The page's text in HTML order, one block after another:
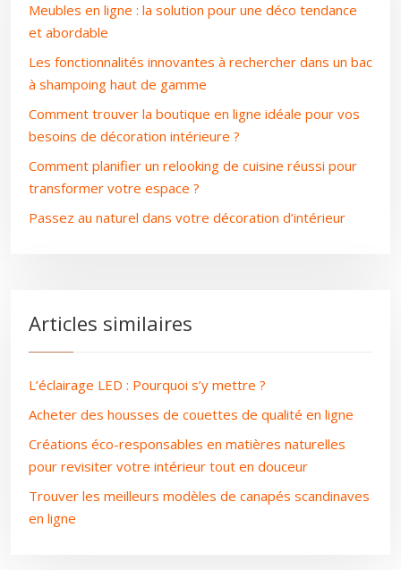
Meubles en ligne : la solution pour une déco tendance
et abordable
Les fonctionnalités innovantes à rechercher dans un bac
à shampoing haut de gamme
Comment trouver la boutique en ligne idéale pour vos
besoins de décoration intérieure ?
Comment planifier un relooking de cuisine réussi pour
transformer votre espace ?
Passez au naturel dans votre décoration d’intérieur
Articles similaires
L’éclairage LED : Pourquoi s’y mettre ?
Acheter des housses de couettes de qualité en ligne
Créations éco-responsables en matières naturelles
pour revisiter votre intérieur tout en douceur
Trouver les meilleurs modèles de canapés scandinaves
en ligne